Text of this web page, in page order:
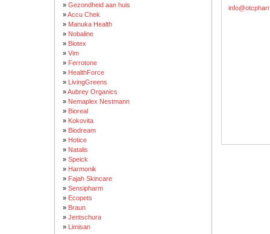
» Gezondheid aan huis
»Accu Chek
» Manuka Health
» Nobaline
» Biotex
» Vim
» Ferrotone
» HealthForce
» LivingGreens
»Aubrey Organics
» Nemaplex Nestmann
» Bioreal
» Kokovita
» Biodream
» Hotice
» Natalis
» Speick
» Harmonik
» Fajah Skincare
» Sensipharm
» Ecopets
» Braun
» Jentschura
» Limisan